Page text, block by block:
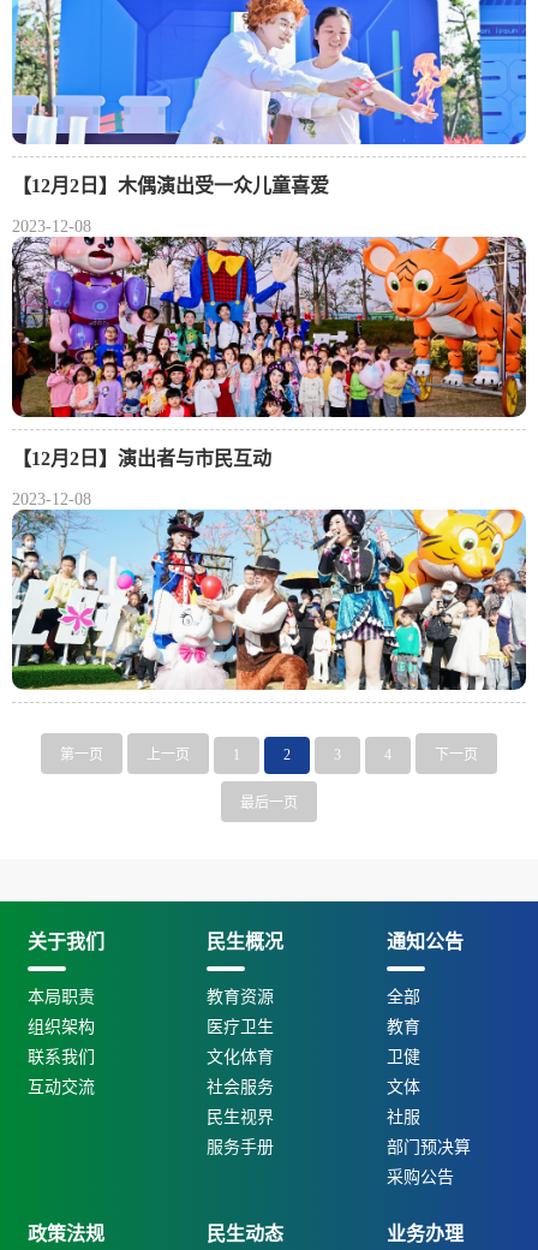
【12月2日】木偶演出受一众儿童喜爱
2023-12-08
【12月2日】演出者与市民互动
2023-12-08
第一页 上一页 1 2 3 4 下一页
最后一页
关于我们
本局职责
组织架构
联系我们
互动交流
民生概况
教育资源
医疗卫生
文化体育
社会服务
民生视界
服务手册
通知公告
全部
教育
卫健
文体
社服
部门预决算
采购公告
政策法规 民生动态 业务办理